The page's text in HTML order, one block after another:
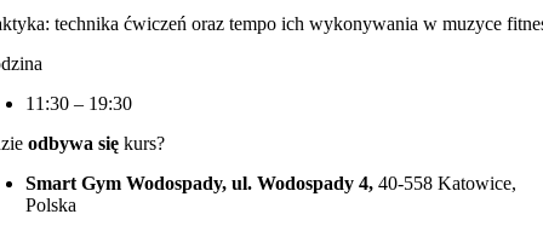
technika ćwiczeń oraz tempo ich wykonywania w muzyce
11:30 – 19:30
odbywa się kurs?
Smart Gym Wodospady, ul. Wodospady 4, 40-558 Katowice,
Polska